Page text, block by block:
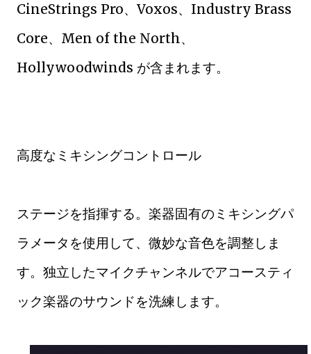
CineStrings Pro、Voxos、Industry Brass
Core、Men of the North、
Hollywoodwinds が含まれます。
高度なミキシングコントロール
ステージを指揮する。楽器固有のミキシングパ
ラメータを使用して、微妙な音色を調整しま
す。独立したマイクチャンネルでアコースティ
ック楽器のサウンドを洗練します。